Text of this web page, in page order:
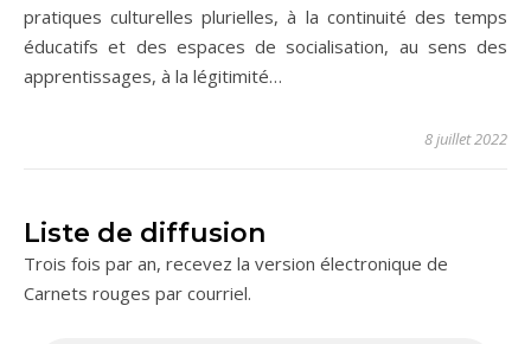
pratiques culturelles plurielles, à la continuité des temps
éducatifs et des espaces de socialisation, au sens des
apprentissages, à la légitimité…
8 juillet 2022
Liste de diffusion
Trois fois par an, recevez la version électronique de
Carnets rouges par courriel.